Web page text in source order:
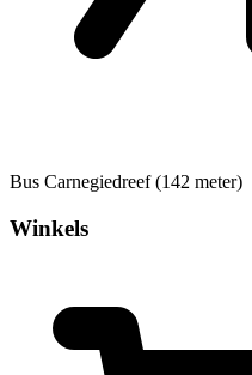
Bus Carnegiedreef (142 meter)
Winkels